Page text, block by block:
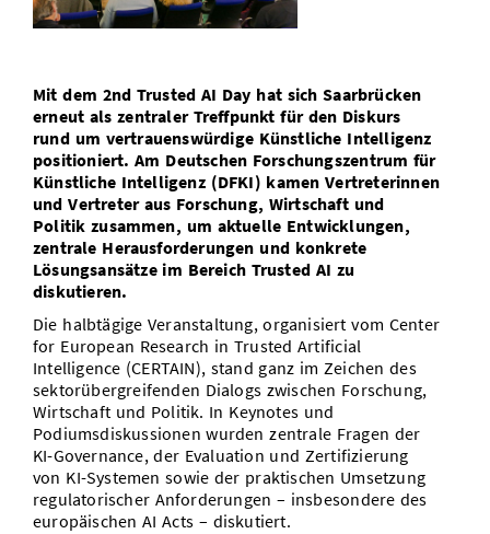
Vom Studium in den Beruf
Study Scheduler
Bibliothek
Start-ups
IT-Themenabend
Ranking
Kontakt
SIC Merchandise
SIC Podcast
AnsprechpartnerInnen, Personen, Forschungsgruppen
Termine, Vorträge und Veranstaltungen
Alumni
Mit dem 2nd Trusted AI Day hat sich Saarbrücken
erneut als zentraler Treffpunkt für den Diskurs
rund um vertrauenswürdige Künstliche Intelligenz
positioniert. Am Deutschen Forschungszentrum für
Künstliche Intelligenz (DFKI) kamen Vertreterinnen
und Vertreter aus Forschung, Wirtschaft und
Politik zusammen, um aktuelle Entwicklungen,
zentrale Herausforderungen und konkrete
Lösungsansätze im Bereich Trusted AI zu
diskutieren.
Die halbtägige Veranstaltung, organisiert vom Center
for European Research in Trusted Artificial
Intelligence (CERTAIN), stand ganz im Zeichen des
sektorübergreifenden Dialogs zwischen Forschung,
Wirtschaft und Politik. In Keynotes und
Podiumsdiskussionen wurden zentrale Fragen der
KI-Governance, der Evaluation und Zertifizierung
von KI-Systemen sowie der praktischen Umsetzung
regulatorischer Anforderungen – insbesondere des
europäischen AI Acts – diskutiert.